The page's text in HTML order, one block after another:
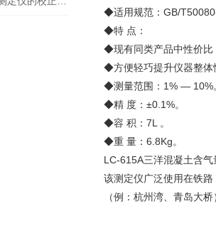
◆适用规范：GB/
◆特 点：
◆现有同类产品中性价比
◆方便轻巧提升仪器整体
◆测量范围：1% — 10%
◆精 度：±0.1%。
◆容 积：7L 。
◆重 量：6.8Kg。
LC-615A三洋混凝土含
该测定仪广泛使用在铁
（例：杭州湾、青岛大